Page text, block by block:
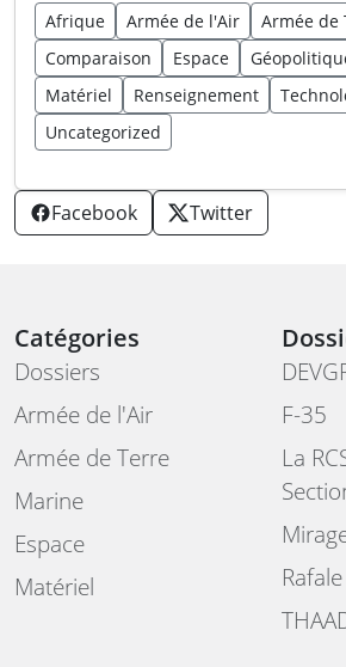
Afrique Armée de l'Air
Armée de
Comparaison
Espace
Matériel
Renseignement
Uncategorized
Facebook Twitter
Catégories
Dossiers
Armée de l'Air
Armée de Terre
Marine
Espace
Matériel
F-35
La
Rafale